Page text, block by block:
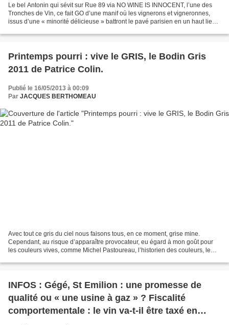
Le bel Antonin qui sévit sur Rue 89 via NO WINE IS INNOCENT, l’une des
Tronches de Vin, ce fait GO d’une manif où les vignerons et vigneronnes,
issus d’une « minorité délicieuse » battront le pavé parisien en un haut lieu
Printemps pourri : vive le GRIS, le Bodin Gris
2011 de Patrice Colin.
Publié le 16/05/2013 à 00:09
Par JACQUES BERTHOMEAU
Avec tout ce gris du ciel nous faisons tous, en ce moment, grise mine.
Cependant, au risque d’apparaître provocateur, eu égard à mon goût pour
les couleurs vives, comme Michel Pastoureau, l’historien des couleurs, le
INFOS : Gégé, St Emilion : une promesse de
qualité ou « une usine à gaz » ? Fiscalité
comportementale : le vin va-t-il être taxé en